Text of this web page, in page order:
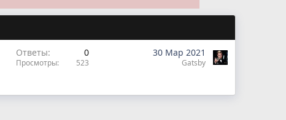
Ответы 0
Просмотры 523
30 Мар 2021
Gatsby